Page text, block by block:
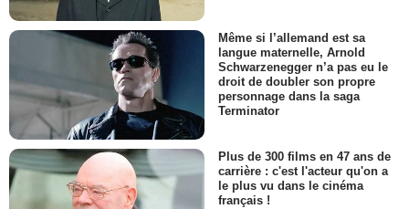
Même si l’allemand est sa
langue maternelle, Arnold
Schwarzenegger n’a pas eu le
droit de doubler son propre
personnage dans la saga
Terminator
Plus de 300 films en 47 ans de
carrière : c'est l'acteur qu'on a
le plus vu dans le cinéma
français !